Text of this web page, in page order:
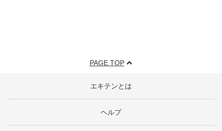
PAGE TOP
エキテンとは
ヘルプ